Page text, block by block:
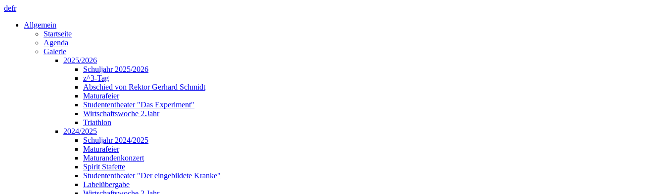
defr
Allgemein
Startseite
Agenda
Galerie
2025/2026
Schuljahr 2025/2026
z^3-Tag
Abschied von Rektor Gerhard Schmidt
Maturafeier
Studententheater "Das Experiment"
Wirtschaftswoche 2.Jahr
Triathlon
2024/2025
Schuljahr 2024/2025
Maturafeier
Maturandenkonzert
Spirit Stafette
Studententheater "Der eingebildete Kranke"
Labelübergabe